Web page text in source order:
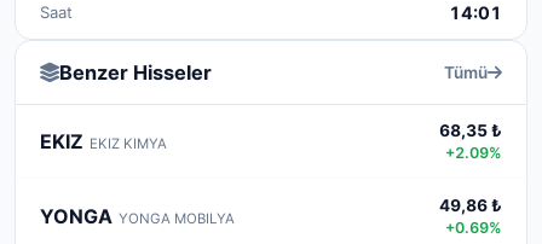
Saat 14:01
Benzer Hisseler Tümü
EKIZ EKIZ KIMYA
68,35 ₺
+2.09%
YONGA YONGA MOBILYA
49,86 ₺
+0.69%